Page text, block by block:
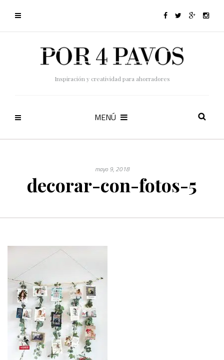
Inspiración y creatividad para ahorradores
MENÚ
mayo 9, 2018
decorar-con-fotos-5